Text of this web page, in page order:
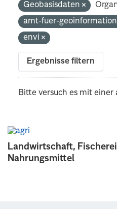
Landwirtschaft,
Nahrungsmittel
Geobasisdaten
amt-fuer-
envi
Ergebnisse filtern
Bitte versuch es mit einer